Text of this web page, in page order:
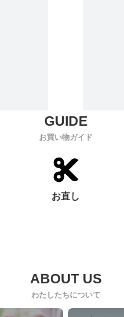
お買い物ガイド
お直し
わたしたちについて